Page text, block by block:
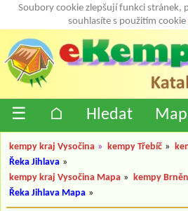
Soubory cookie zlepšují funkci stránek,
souhlasíte s použitím cookie
☰ ⌂ Hledat
kempy kraj Vysočina » kempy Třebíč »
Řeka Jihlava »
kempy kraj Vysočina Mapa » kempy
Řeka Jihlava Mapa »